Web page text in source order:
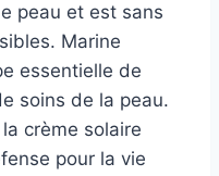
peau et est sans
Marine
essentielle de
soins de la peau.
crème solaire
pour la vie